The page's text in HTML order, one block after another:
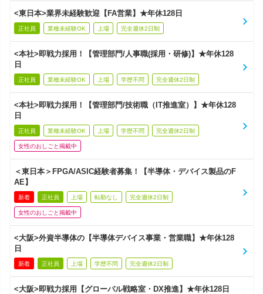
<東日本>業界未経験歓迎【FA営業】★年休128日
正社員 業種未経験OK 上場 完全週休2日制
<本社>即戦力採用！【管理部門/人事職(採用・研修)】★年休128
日
正社員 業種未経験OK 上場 学歴不問 完全週休2日制
<本社>即戦力採用！【管理部門/技術職（IT推進室）】★年休128
日
正社員 業種未経験OK 上場 学歴不問 完全週休2日制
女性のおしごと掲載中
＜東日本＞FPGA/ASIC経験者募集！【半導体・デバイス製品のF
AE】
新着 正社員 上場 転勤なし 完全週休2日制
女性のおしごと掲載中
<大阪>外資半導体の【半導体デバイス事業・営業職】★年休128
日
新着 正社員 上場 学歴不問 完全週休2日制
<大阪>即戦力採用【グローバル戦略室・DX推進】★年休128日